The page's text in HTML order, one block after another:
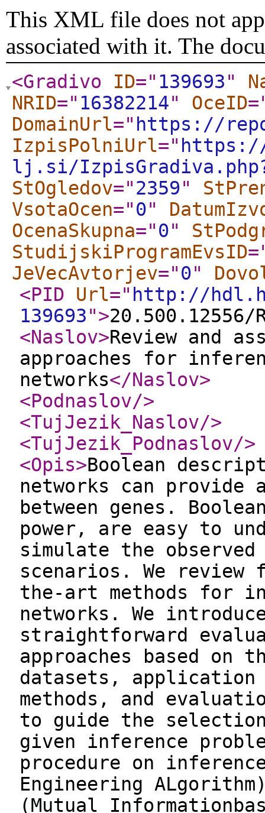
This XML file does not
associated with it. The
<Gradivo ID=" 139693"
NRID=" 16382214" OceID
DomainUrl=" https://
IzpisPolniUrl="
lj.si/
StOgledov="2359"
VsotaOcen="0"
OcenaSkupna="0"
StudijskiProgramEvsID
JeVecAvtorjev="0"
<PID
Url=" http://
139693">20.500.12556/
<Naslov>Review and
approaches for
networks</Naslov>
<Podnaslov/>
<TujJezik_Naslov/>
<TujJezik_Podnaslov/>
<Opis>Boolean
networks can
between genes.
power, are easy to
simulate the
scenarios. We review
the-art methods for
networks. We
straightforward
approaches based on
datasets,
methods, and
to guide the
given inference
procedure on inference
Engineering
(Mutual